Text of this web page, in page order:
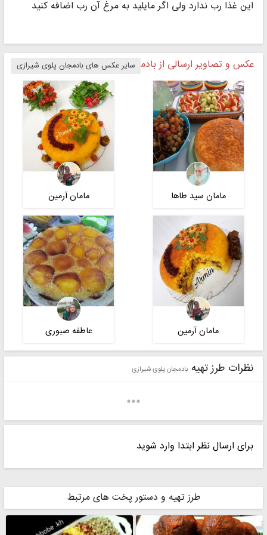
این غذا رب ندارد ولی اگر مایلید به مرغ آن رب اضافه كنید
عکس و تصاویر ارسالی از بادمجان پلوی شیرازی
سایر عکس های بادمجان پلوی شیرازی
مامان سید طاها مامان آرمین
مامان آرمین عاطفه صبوری
سارا بانو✔️ ستایش
نظرات طرز تهیه بادمجان پلوی شیرازی
برای ارسال نظر ابتدا وارد شوید
طرز تهیه و دستور پخت های مرتبط